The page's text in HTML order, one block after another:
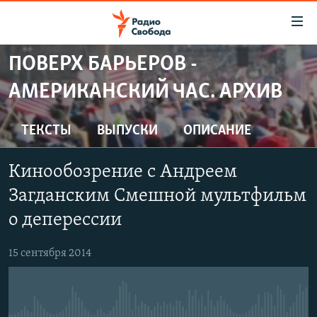
упрощенного
доступа
Вернуться
к
основному
Вернутся
навигации
Вернутся
ПРОГРАММЫ
ПОДКАСТЫ
АВТОРСКИЕ ПРОЕКТЫ
ЦИТАТЫ СВОБОДЫ
МНЕНИЯ
КУЛЬТУРА
IDEL.РЕАЛИИ
КАВКАЗ.РЕАЛИИ
ПОВЕРХ БАРЬЕРОВ -
АМЕРИКАНСКИЙ ЧАС. АРХИВ
ТЕКСТЫ ВЫПУСКИ ОПИСАНИЕ
Кинообозрение с Андреем
Загданским Смешной мультфильм
о деперессии
15 сентября 2014